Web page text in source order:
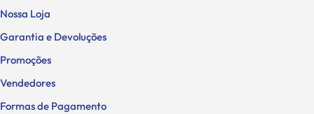
Nossa Loja
Garantia e Devoluções
Promoções
Vendedores
Formas de Pagamento